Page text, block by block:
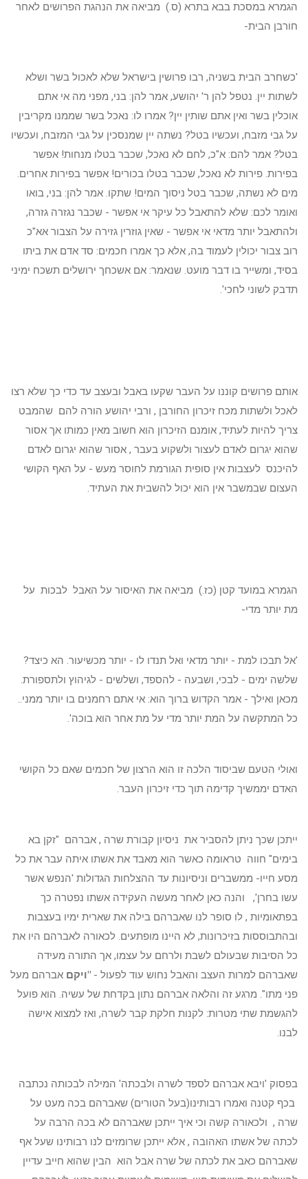
הגמרא במסכת בבא בתרא (ס.) מביאה את הנהגת הפרושים לאחר
חורבן הבית-
'כשחרב הבית בשניה, רבו פרושין בישראל שלא לאכול בשר ושלא
לשתות יין. נטפל להן ר' יהושע, אמר להן: בני, מפני מה אי אתם
אוכלין בשר ואין אתם שותין יין? אמרו לו: נאכל בשר שממנו מקריבין
על גבי מזבח, ועכשיו בטל? נשתה יין שמנסכין על גבי המזבח, ועכשיו
בטל? אמר להם: א"כ, לחם לא נאכל, שכבר בטלו מנחות! אפשר
בפירות. פירות לא נאכל, שכבר בטלו בכורים! אפשר בפירות אחרים.
מים לא נשתה, שכבר בטל ניסוך המים! שתקו. אמר להן: בני, בואו
ואומר לכם: שלא להתאבל כל עיקר אי אפשר - שכבר נגזרה גזרה,
ולהתאבל יותר מדאי אי אפשר - שאין גוזרין גזירה על הצבור אא"כ
רוב צבור יכולין לעמוד בה, אלא כך אמרו חכמים: סד אדם את ביתו
בסיד, ומשייר בו דבר מועט. שנאמר: אם אשכחך ירושלים תשכח ימיני
תדבק לשוני לחכי'.
אותם פרושים קוננו על העבר שקעו באבל ובעצב עד כדי כך שלא רצו
לאכל ולשתות מכח זיכרון החורבן , ורבי יהושע הורה להם שהמבט
צריך להיות לעתיד, אומנם הזיכרון הוא חשוב מאין כמותו אך אסור
שהוא יגרום לאדם לעצור ולשקוע בעבר , אסור שהוא יגרום לאדם
להיכנס לעצבות אין סופית הגורמת לחוסר מעש - על האף הקושי
העצום שבמשבר אין הוא יכול להשבית את העתיד.
הגמרא במועד קטן (כז.) מביאה את האיסור על האבל לבכות על
מת יותר מדי-
'אל תבכו למת - יותר מדאי ואל תנדו לו - יותר מכשיעור. הא כיצד?
שלשה ימים - לבכי, ושבעה - להספד, ושלשים - לגיהוץ ולתספורת.
מכאן ואילך - אמר הקדוש ברוך הוא: אי אתם רחמנים בו יותר ממני..
כל המתקשה על המת יותר מדי על מת אחר הוא בוכה'.
ואולי הטעם שביסוד הלכה זו הוא הרצון של חכמים שאם כל הקושי
האדם יממשיך קדימה תוך כדי זיכרון העבר.
ייתכן שכך ניתן להסביר את ניסיון קבורת שרה , אברהם "זקן בא
בימים" חווה טראומה כאשר הוא מאבד את אשתו איתה עבר את כל
מסע חייו- ממשברים וניסיונות עד ההצלחות הגדולות 'הנפש אשר
עשו בחרן', והנה כאן לאחר מעשה העקידה אשתו נפטרה כך
בפתאומיות , לו סופר לנו שאברהם בילה את שארית ימיו בעצבות
ובהתבוססות בזיכרונות, לא היינו מופתעים. לכאורה לאברהם היו את
כל הסיבות שבעולם לשבת ולרחם על עצמו, אך התורה מעידה
שאברהם למרות העצב והאבל נחוש עוד לפעול - "ויקם אברהם מעל
פני מתו". מרגע זה והלאה אברהם נתון בקדחת של עשיה. הוא פועל
להגשמת שתי מטרות: לקנות חלקת קבר לשרה, ואז למצוא אישה
לבנו.
בפסוק 'ויבא אברהם לספד לשרה ולבכתה' המילה לבכותה נכתבה
בכף קטנה ואמרו רבותינו(בעל הטורים) שאברהם בכה מעט על
שרה , ולכאורה קשה וכי איך ייתכן שאברהם לא בכה הרבה על
לכתה של אשתו האהובה , אלא ייתכן שרומזים לנו רבותינו שעל אף
שאברהם כאב את לכתה של שרה אבל הוא הבין שהוא חייב עדיין